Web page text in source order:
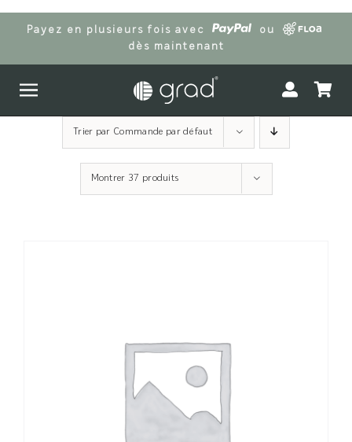
Passer
Payez en plusieurs fois avec
ou
dès maintenant
Trier par Commande par défaut
Montrer 37 produits